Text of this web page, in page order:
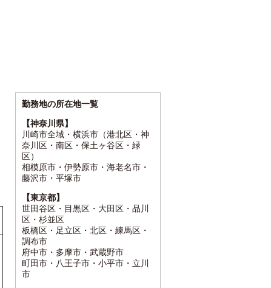
勤務地の所在地一覧
【神奈川県】
川崎市全域・横浜市（港北区・神
奈川区・南区・保土ヶ谷区・緑
区）
相模原市・伊勢原市・海老名市・
藤沢市・平塚市
【東京都】
世田谷区・目黒区・大田区・品川
区・杉並区
板橋区・足立区・北区・練馬区・
調布市
府中市・多摩市・武蔵野市
町田市・八王子市・小平市・立川
市